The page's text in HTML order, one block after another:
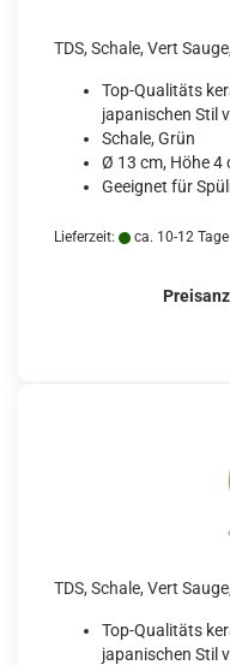
TDS, Schale, Vert
Top-Qualitäts
japanischen Stil
Schale, Grün
Ø 13 cm, Höhe 4
Geeignet für
Lieferzeit: ca. 10-12 Tage
TDS, Schale, Vert
Top-Qualitäts
japanischen Stil